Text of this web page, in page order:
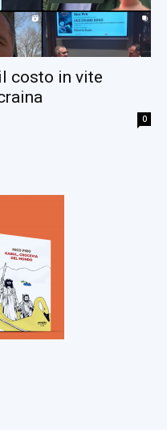
costo in vite
0